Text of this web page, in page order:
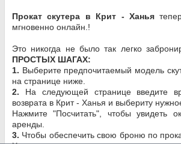
Прокат скутера в Крит - Ханья
мгновенно онлайн.!
Это никогда не было так легко
ПРОСТЫХ ШАГАХ:
1. Выберите предпочитаемый модель
на странице ниже.
2. На следующей странице введите
возврата в Крит - Ханья и выбериту
Нажмите "Посчитать", чтобы увидеть
аренды.
3. Чтобы обеспечить свою броню по